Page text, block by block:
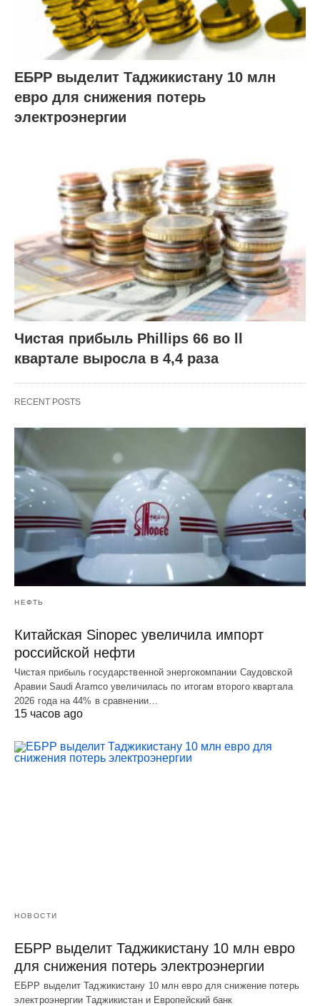
ЕБРР выделит Таджикистану 10 млн
евро для снижения потерь
электроэнергии
Чистая прибыль Phillips 66 во ll
квартале выросла в 4,4 раза
RECENT POSTS
НЕФТЬ
Китайская Sinopec увеличила импорт
российской нефти
Чистая прибыль государственной энергокомпании Саудовской
Аравии Saudi Aramco увеличилась по итогам второго квартала
2026 года на 44% в сравнении…
15 часов ago
НОВОСТИ
ЕБРР выделит Таджикистану 10 млн евро
для снижения потерь электроэнергии
ЕБРР выделит Таджикистану 10 млн евро для снижение потерь
электроэнергии Таджикистан и Европейский банк